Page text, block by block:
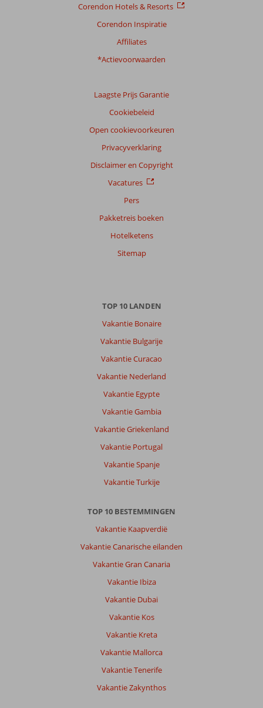
Corendon Hotels & Resorts
Corendon Inspiratie
Affiliates
*Actievoorwaarden
Laagste Prijs Garantie
Cookiebeleid
Open cookievoorkeuren
Privacyverklaring
Disclaimer en Copyright
Vacatures
Pers
Pakketreis boeken
Hotelketens
Sitemap
TOP 10 LANDEN
Vakantie Bonaire
Vakantie Bulgarije
Vakantie Curacao
Vakantie Nederland
Vakantie Egypte
Vakantie Gambia
Vakantie Griekenland
Vakantie Portugal
Vakantie Spanje
Vakantie Turkije
TOP 10 BESTEMMINGEN
Vakantie Kaapverdië
Vakantie Canarische eilanden
Vakantie Gran Canaria
Vakantie Ibiza
Vakantie Dubai
Vakantie Kos
Vakantie Kreta
Vakantie Mallorca
Vakantie Tenerife
Vakantie Zakynthos